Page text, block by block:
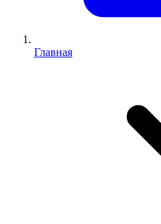
Главная